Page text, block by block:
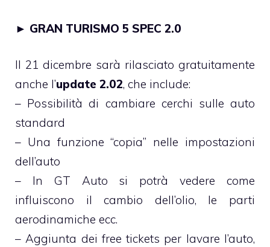
► GRAN TURISMO 5 SPEC 2.0
Il 21 dicembre sarà rilasciato gratuitamente
anche l’update 2.02, che include:
– Possibilità di cambiare cerchi sulle auto
standard
– Una funzione “copia” nelle impostazioni
dell’auto
– In GT Auto si potrà vedere come
influiscono il cambio dell’olio, le parti
aerodinamiche ecc.
– Aggiunta dei free tickets per lavare l’auto,